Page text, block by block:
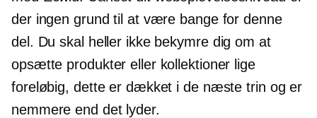
der ingen grund til at være bange for denne
del. Du skal heller ikke bekymre dig om at
opsætte produkter eller kollektioner lige
foreløbig, dette er dækket i de næste trin og er
nemmere end det lyder.